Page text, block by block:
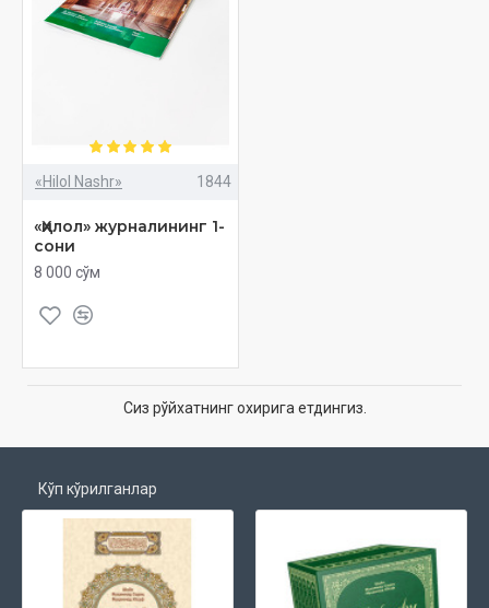
«Hilol Nashr» 1844
«Ҳилол» журналининг 1-
сони
8 000 сўм
Сиз рўйхатнинг охирига етдингиз.
Кўп кўрилганлар